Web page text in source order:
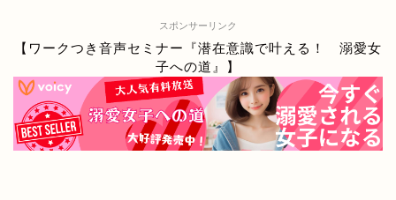
スポンサーリンク
【ワークつき音声セミナー『潜在意識で叶える！ 溺愛女
子への道』】